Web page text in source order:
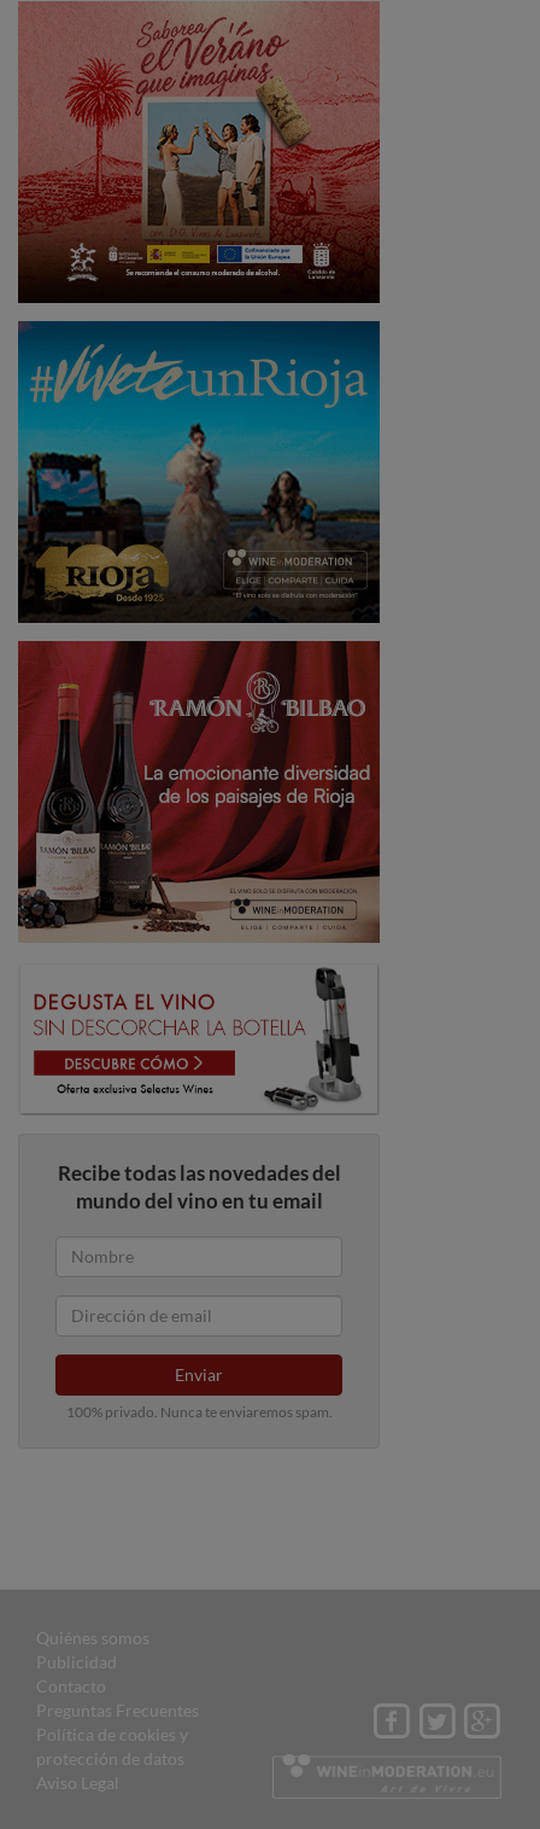
Recibe todas las novedades del
mundo del vino en tu email
Enviar
100% privado. Nunca te enviaremos spam.
Quiénes somos
Publicidad
Contacto
Preguntas Frecuentes
Política de cookies y
protección de datos
Aviso Legal